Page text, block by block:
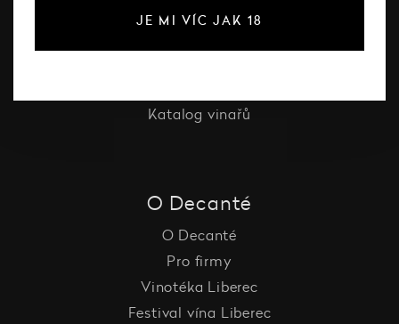
Červené víno
Katalog vinařů
O Decanté
O Decanté
Pro firmy
Vinotéka Liberec
Festival vína Liberec
JE MI VÍC JAK 18